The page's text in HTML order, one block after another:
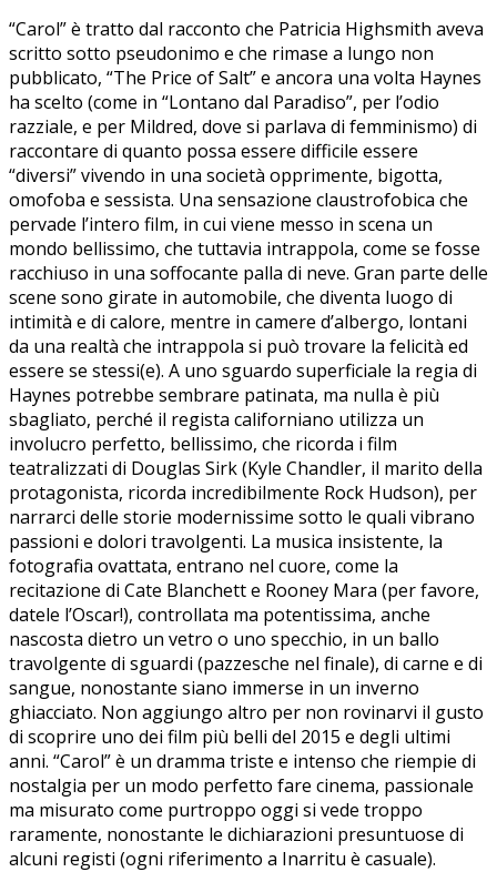
“Carol” è tratto dal racconto che Patricia Highsmith aveva
scritto sotto pseudonimo e che rimase a lungo non
pubblicato, “The Price of Salt” e ancora una volta Haynes
ha scelto (come in “Lontano dal Paradiso”, per l’odio
razziale, e per Mildred, dove si parlava di femminismo) di
raccontare di quanto possa essere difficile essere
“diversi” vivendo in una società opprimente, bigotta,
omofoba e sessista. Una sensazione claustrofobica che
pervade l’intero film, in cui viene messo in scena un
mondo bellissimo, che tuttavia intrappola, come se fosse
racchiuso in una soffocante palla di neve. Gran parte delle
scene sono girate in automobile, che diventa luogo di
intimità e di calore, mentre in camere d’albergo, lontani
da una realtà che intrappola si può trovare la felicità ed
essere se stessi(e). A uno sguardo superficiale la regia di
Haynes potrebbe sembrare patinata, ma nulla è più
sbagliato, perché il regista californiano utilizza un
involucro perfetto, bellissimo, che ricorda i film
teatralizzati di Douglas Sirk (Kyle Chandler, il marito della
protagonista, ricorda incredibilmente Rock Hudson), per
narrarci delle storie modernissime sotto le quali vibrano
passioni e dolori travolgenti. La musica insistente, la
fotografia ovattata, entrano nel cuore, come la
recitazione di Cate Blanchett e Rooney Mara (per favore,
datele l’Oscar!), controllata ma potentissima, anche
nascosta dietro un vetro o uno specchio, in un ballo
travolgente di sguardi (pazzesche nel finale), di carne e di
sangue, nonostante siano immerse in un inverno
ghiacciato. Non aggiungo altro per non rovinarvi il gusto
di scoprire uno dei film più belli del 2015 e degli ultimi
anni. “Carol” è un dramma triste e intenso che riempie di
nostalgia per un modo perfetto fare cinema, passionale
ma misurato come purtroppo oggi si vede troppo
raramente, nonostante le dichiarazioni presuntuose di
alcuni registi (ogni riferimento a Inarritu è casuale).